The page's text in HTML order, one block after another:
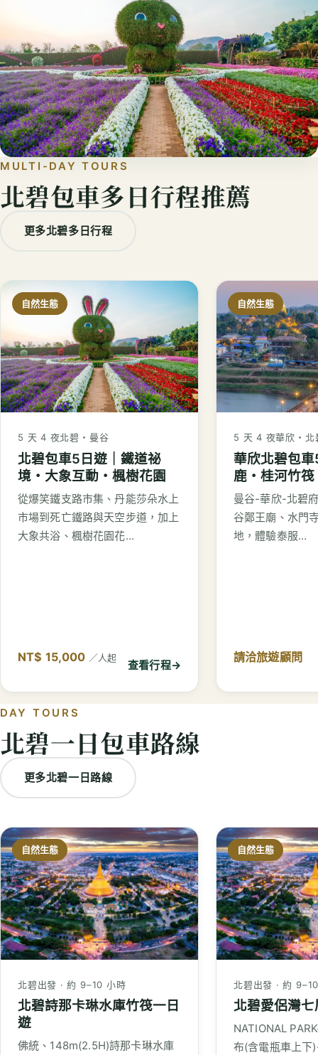
MULTI-DAY TOURS
北碧包車多日行程推薦
更多北碧多日行程
自然生態
5 天 4 夜北碧・曼谷
北碧包車5日遊｜鐵道祕
境・大象互動・楓樹花園
從爆笑鐵支路市集、丹能莎朵水上
市場到死亡鐵路與天空步道，加上
大象共浴、楓樹花園花…
NT$ 15,000 ／人起
查看行程→
自然生態
5 天 4 夜華欣・北
華欣北碧包
鹿・桂河竹
曼谷-華欣-北碧
谷鄭王廟、水門
地，體驗泰服…
請洽旅遊顧問
DAY TOURS
北碧一日包車路線
更多北碧一日路線
自然生態
北碧出發 · 約 9–10 小時
北碧詩那卡琳水庫竹筏一日
遊
佛統、148m(2.5H)詩那卡琳水庫
自然生態
北碧出發 · 約
北碧愛侶灣
NATIONAL
布(含電瓶車上